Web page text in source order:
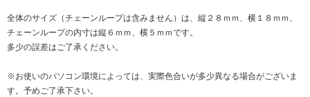
全体のサイズ（チェーンループは含みません）は、縦２８ｍｍ、横１８ｍｍ、
チェーンループの内寸は縦６ｍｍ、横５ｍｍです。
多少の誤差はご了承ください。
※お使いのパソコン環境によっては、実際色合いが多少異なる場合がございま
す。予めご了承下さい。